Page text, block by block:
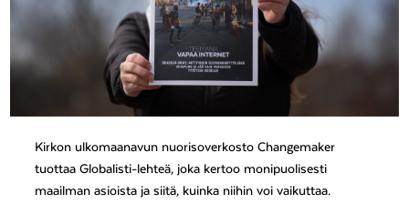
Kirkon ulkomaanavun nuorisoverkosto Changemaker
tuottaa Globalisti-lehteä, joka kertoo monipuolisesti
maailman asioista ja siitä, kuinka niihin voi vaikuttaa.